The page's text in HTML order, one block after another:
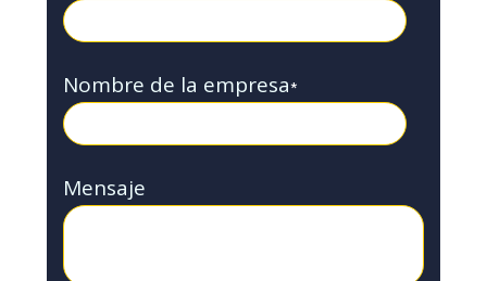
Nombre de la empresa*
Mensaje